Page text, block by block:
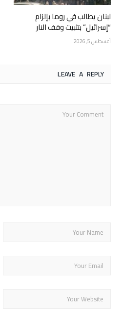
لبنان يطالب في روما بإلزام
“إسرائيل” بتثبيت وقف النار
أغسطس 5, 2026
LEAVE A REPLY